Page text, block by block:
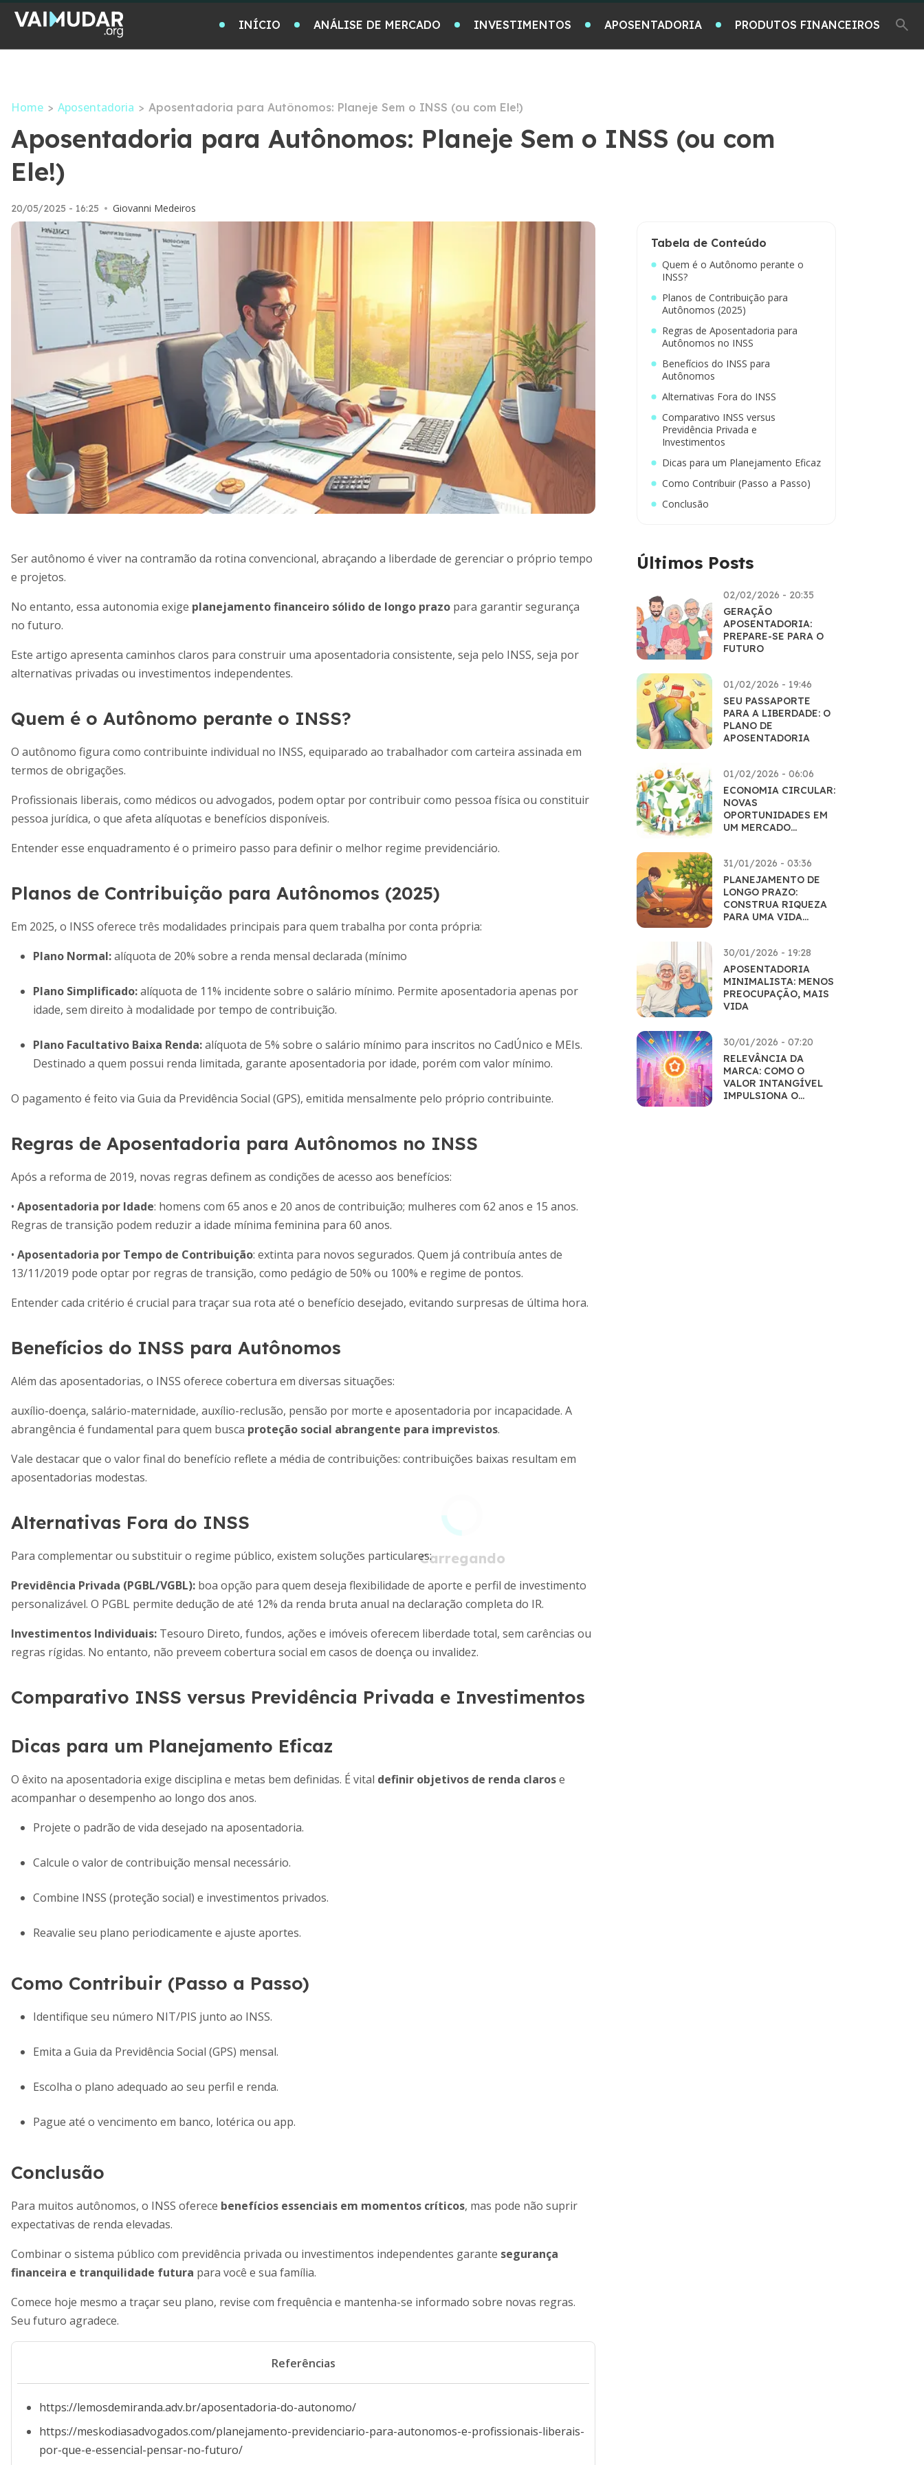
INÍCIO ANÁLISE DE MERCADO INVESTIMENTOS APOSENTADORIA PRODUTOS FINANCEIROS
Home > Aposentadoria > Aposentadoria para Autônomos: Planeje Sem o INSS (ou com Ele!)
Aposentadoria para Autônomos: Planeje Sem o INSS (ou com
Ele!)
20/05/2025 - 16:25 • Giovanni Medeiros
Ser autônomo é viver na contramão da rotina convencional, abraçando a liberdade de gerenciar o próprio tempo
e projetos.
No entanto, essa autonomia exige planejamento financeiro sólido de longo prazo para garantir segurança
no futuro.
Este artigo apresenta caminhos claros para construir uma aposentadoria consistente, seja pelo INSS, seja por
alternativas privadas ou investimentos independentes.
Quem é o Autônomo perante o INSS?
O autônomo figura como contribuinte individual no INSS, equiparado ao trabalhador com carteira assinada em
termos de obrigações.
Profissionais liberais, como médicos ou advogados, podem optar por contribuir como pessoa física ou constituir
pessoa jurídica, o que afeta alíquotas e benefícios disponíveis.
Entender esse enquadramento é o primeiro passo para definir o melhor regime previdenciário.
Planos de Contribuição para Autônomos (2025)
Em 2025, o INSS oferece três modalidades principais para quem trabalha por conta própria:
Plano Normal:alíquota de 20% sobre a renda mensal declarada (mínimo
Plano Simplificado:alíquota de 11% incidente sobre o salário mínimo. Permite aposentadoria apenas por
idade, sem direito à modalidade por tempo de contribuição.
Plano Facultativo Baixa Renda:alíquota de 5% sobre o salário mínimo para inscritos no CadÚnico e MEIs.
Destinado a quem possui renda limitada, garante aposentadoria por idade, porém com valor mínimo.
O pagamento é feito via Guia da Previdência Social (GPS), emitida mensalmente pelo próprio contribuinte.
Regras de Aposentadoria para Autônomos no INSS
Após a reforma de 2019, novas regras definem as condições de acesso aos benefícios:
• Aposentadoria por Idade: homens com 65 anos e 20 anos de contribuição; mulheres com 62 anos e 15 anos.
Regras de transição podem reduzir a idade mínima feminina para 60 anos.
• Aposentadoria por Tempo de Contribuição: extinta para novos segurados. Quem já contribuía antes de
13/11/2019 pode optar por regras de transição, como pedágio de 50% ou 100% e regime de pontos.
Entender cada critério é crucial para traçar sua rota até o benefício desejado, evitando surpresas de última hora.
Benefícios do INSS para Autônomos
Além das aposentadorias, o INSS oferece cobertura em diversas situações:
auxílio-doença, salário-maternidade, auxílio-reclusão, pensão por morte e aposentadoria por incapacidade. A
abrangência é fundamental para quem busca proteção social abrangente para imprevistos.
Vale destacar que o valor final do benefício reflete a média de contribuições: contribuições baixas resultam em
aposentadorias modestas.
Alternativas Fora do INSS
Para complementar ou substituir o regime público, existem soluções particulares:
Previdência Privada (PGBL/VGBL): boa opção para quem deseja flexibilidade de aporte e perfil de investimento
personalizável. O PGBL permite dedução de até 12% da renda bruta anual na declaração completa do IR.
Investimentos Individuais: Tesouro Direto, fundos, ações e imóveis oferecem liberdade total, sem carências ou
regras rígidas. No entanto, não preveem cobertura social em casos de doença ou invalidez.
Comparativo INSS versus Previdência Privada e Investimentos
Dicas para um Planejamento Eficaz
O êxito na aposentadoria exige disciplina e metas bem definidas. É vital definir objetivos de renda clarose
acompanhar o desempenho ao longo dos anos.
Projete o padrão de vida desejado na aposentadoria.
Calcule o valor de contribuição mensal necessário.
Combine INSS (proteção social) e investimentos privados.
Reavalie seu plano periodicamente e ajuste aportes.
Como Contribuir (Passo a Passo)
Identifique seu número NIT/PIS junto ao INSS.
Emita a Guia da Previdência Social (GPS) mensal.
Escolha o plano adequado ao seu perfil e renda.
Pague até o vencimento em banco, lotérica ou app.
Conclusão
Para muitos autônomos, o INSS oferece benefícios essenciais em momentos críticos, mas pode não suprir
expectativas de renda elevadas.
Combinar o sistema público com previdência privada ou investimentos independentes garante segurança
financeira e tranquilidade futura para você e sua família.
Comece hoje mesmo a traçar seu plano, revise com frequência e mantenha-se informado sobre novas regras.
Seu futuro agradece.
Referências
https://lemosdemiranda.adv.br/aposentadoria-do-autonomo/
https://meskodiasadvogados.com/planejamento-previdenciario-para-autonomos-e-profissionais-liberais-
por-que-e-essencial-pensar-no-futuro/
Tabela de Conteúdo
Quem é o Autônomo perante o
INSS?
Planos de Contribuição para
Autônomos (2025)
Regras de Aposentadoria para
Autônomos no INSS
Benefícios do INSS para
Autônomos
Alternativas Fora do INSS
Comparativo INSS versus
Previdência Privada e
Investimentos
Dicas para um Planejamento Eficaz
Como Contribuir (Passo a Passo)
Conclusão
Últimos Posts
02/02/2026 - 20:35
GERAÇÃO
APOSENTADORIA:
PREPARE-SE PARA O
FUTURO
01/02/2026 - 19:46
SEU PASSAPORTE
PARA A LIBERDADE: O
PLANO DE
APOSENTADORIA
01/02/2026 - 06:06
ECONOMIA CIRCULAR:
NOVAS
OPORTUNIDADES EM
UM MERCADO
31/01/2026 - 03:36
PLANEJAMENTO DE
LONGO PRAZO:
CONSTRUA RIQUEZA
PARA UMA VIDA
30/01/2026 - 19:28
APOSENTADORIA
MINIMALISTA: MENOS
PREOCUPAÇÃO, MAIS
VIDA
30/01/2026 - 07:20
RELEVÂNCIA DA
MARCA: COMO O
VALOR INTANGÍVEL
IMPULSIONA O